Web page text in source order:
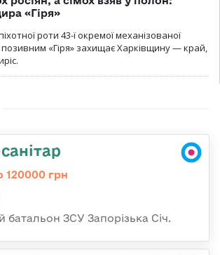
«Гіря»
роти 43-ї окремої механізованої
позивним «Гіря» захищає Харківщину — край,
120000 грн
батальон ЗСУ Запорізька Січ.